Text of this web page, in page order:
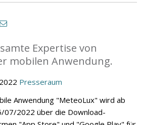
Expertise von
mobilen Anwendung.
Presseraum
Anwendung "MeteoLux" wird ab
07/2022 über die Download-